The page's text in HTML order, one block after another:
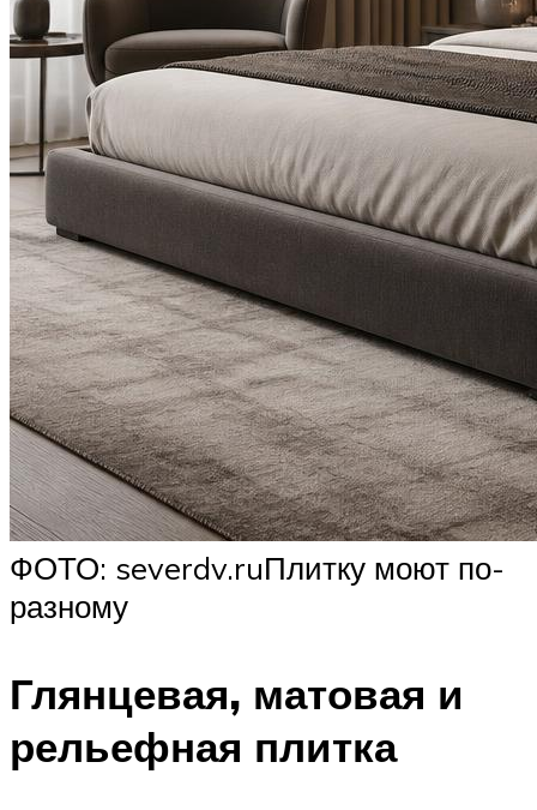
ФОТО: severdv.ruПлитку моют по-
разному
Глянцевая, матовая и
рельефная плитка